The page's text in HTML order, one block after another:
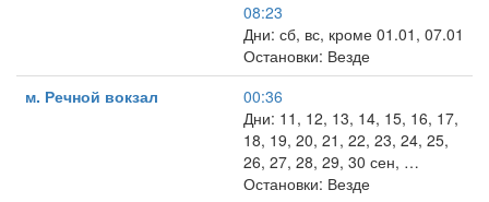
08:23
Дни: сб, вс, кроме 01.01, 07.01
Остановки: Везде
м. Речной вокзал
00:36
Дни: 11, 12, 13, 14, 15, 16, 17,
18, 19, 20, 21, 22, 23, 24, 25,
26, 27, 28, 29, 30 сен, …
Остановки: Везде